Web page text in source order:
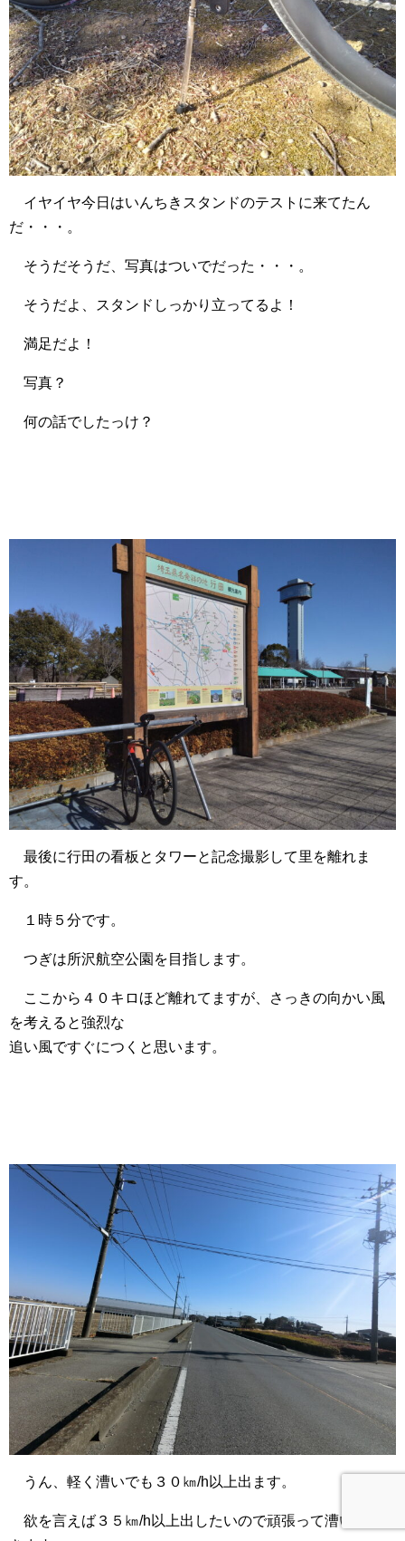
イヤイヤ今日はいんちきスタンドのテストに来てたん
だ・・・。
そうだそうだ、写真はついでだった・・・。
そうだよ、スタンドしっかり立ってるよ！
満足だよ！
写真？
何の話でしたっけ？
最後に行田の看板とタワーと記念撮影して里を離れま
す。
１時５分です。
つぎは所沢航空公園を目指します。
ここから４０キロほど離れてますが、さっきの向かい風
を考えると強烈な
追い風ですぐにつくと思います。
うん、軽く漕いでも３０㎞/h以上出ます。
欲を言えば３５㎞/h以上出したいので頑張って漕いでい